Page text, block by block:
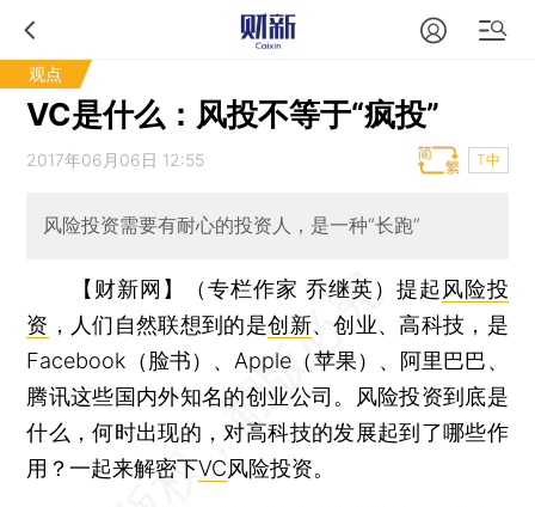
观点
VC是什么：风投不等于“疯投”
2017年06月06日 12:55 T中
风险投资需要有耐心的投资人，是一种“长跑”
【财新网】（专栏作家 乔继英） 提起 风险投
资 ，人们自然联想到的是创新、创业、高科技，是
Facebook（脸书）、Apple（苹果）、阿里巴巴、
腾讯这些国内外知名的创业公司。风险投资到底是
什么，何时出现的，对高科技的发展起到了哪些作
用？一起来解密下VC风险投资。